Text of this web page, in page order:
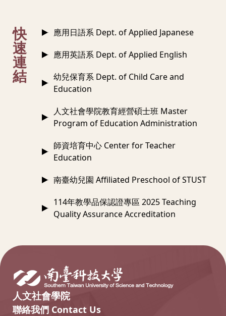
快
速
連
結
應用日語系 Dept. of Applied Japanese
應用英語系 Dept. of Applied English
幼兒保育系 Dept. of Child Care and
Education
人文社會學院教育經營碩士班 Master
Program of Education Administration
師資培育中心 Center for Teacher
Education
南臺幼兒園 Affiliated Preschool of STUST
114年教學品保認證專區 2025 Teaching
Quality Assurance Accreditation
人文社會學院
聯絡我們 Contact Us